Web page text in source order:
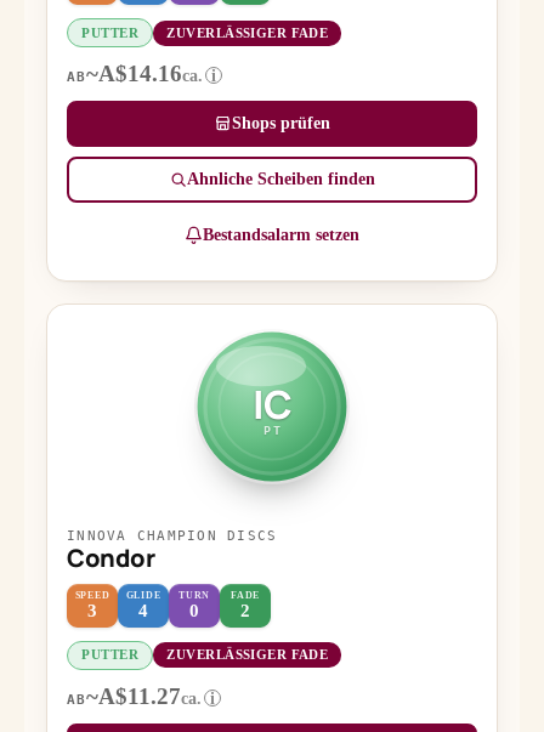
PUTTER ZUVERLÄSSIGER FADE
AB~A$14.16ca. i
Shops prüfen
Ähnliche Scheiben finden
Bestandsalarm setzen
IC
PT
INNOVA CHAMPION DISCS
Condor
SPEED
3
GLIDE
4
TURN
0
FADE
2
PUTTER ZUVERLÄSSIGER FADE
AB~A$11.27ca. i